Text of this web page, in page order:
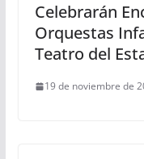
Celebrarán
Orquestas
Teatro del
19 de noviembre de